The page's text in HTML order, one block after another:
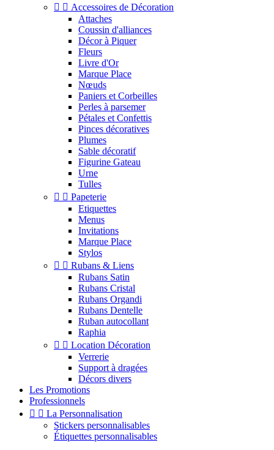
  Accessoires de Décoration
Attaches
Coussin d'alliances
Décor à Piquer
Fleurs
Livre d'Or
Marque Place
Nœuds
Paniers et Corbeilles
Perles à parsemer
Pétales et Confettis
Pinces décoratives
Plumes
Sable décoratif
Figurine Gateau
Urne
Tulles
  Papeterie
Etiquettes
Menus
Invitations
Marque Place
Stylos
  Rubans & Liens
Rubans Satin
Rubans Cristal
Rubans Organdi
Rubans Dentelle
Ruban autocollant
Raphia
  Location Décoration
Verrerie
Support à dragées
Décors divers
Les Promotions
Professionnels
  La Personnalisation
Stickers personnalisables
Étiquettes personnalisables